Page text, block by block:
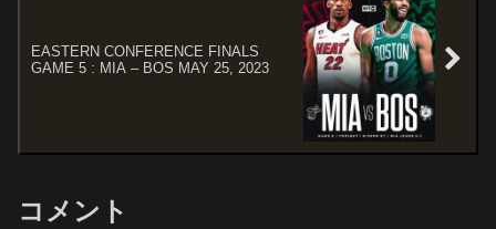
EASTERN CONFERENCE FINALS
GAME 5 : MIA – BOS MAY 25, 2023
コメント